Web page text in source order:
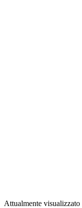
Attualmente visualizzato